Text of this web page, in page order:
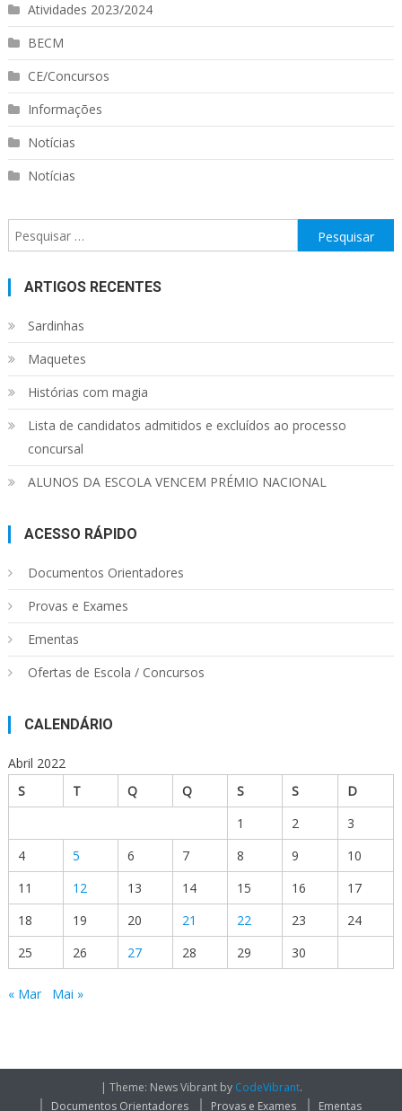
Atividades 2023/2024
BECM
CE/Concursos
Informações
Notícias
Notícias
Pesquisar
por:
ARTIGOS RECENTES
Sardinhas
Maquetes
Histórias com magia
Lista de candidatos admitidos e excluídos ao processo
concursal
ALUNOS DA ESCOLA VENCEM PRÉMIO NACIONAL
ACESSO RÁPIDO
Documentos Orientadores
Provas e Exames
Ementas
Ofertas de Escola / Concursos
CALENDÁRIO
Abril 2022
S
T Q Q S S
D
1
2
3
4
5 6 7 8 9
10
11
12 13 14 15 16
17
18
19 20 21 22 23
24
25
26 27 28 29 30
« Mar Mai »
| Theme: News Vibrant by CodeVibrant.
Documentos Orientadores
Provas e Exames Ementas